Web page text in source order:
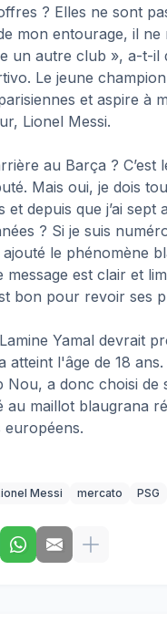
? Elles ne sont
mon entourage, il
un autre club », a-t-
Le jeune
et aspire à
Lionel Messi.
au Barça ? C’est
Mais oui, je dois
et depuis que j’ai
? Si je suis
le phénomène
est clair et
bon pour revoir ses
Yamal devrait
l'âge de 18
Nou, a donc choisi
au maillot blaugrana
européens.
Messi mercato PSG